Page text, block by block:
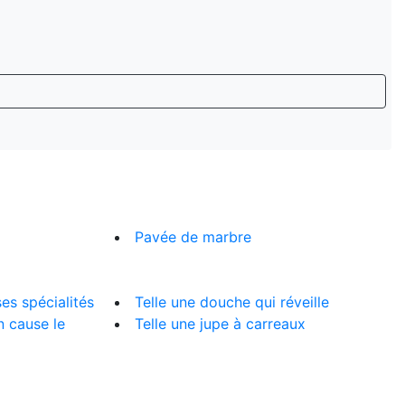
Pavée de marbre
spécialités
cause le
Telle une douche qui réveille
Telle une jupe à carreaux